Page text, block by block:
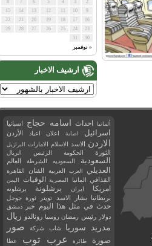
« نوفمبر
ارشيف الاخبار
ألمانيا احداث اسامه حجاج اسبانيا
اسرائيل اصابة اعلان اعياد الأردن
الاردن الاسد الاسلام الامارات البرازيل
الثورة الحكومة الرئيس الريال
السعودية السعوديه الشرطة العالم
العديلي العرب العربية الفنان القاهرة
القذافي المانيا المصرية الوفيات اليمن
امريكا ايران برشلونة برشلونه
بريطانيا بشار الاسد تويتر ثورة جوجل
حدث في مثل هذا اليوم خبر دمشق
دولار رئيس رمضان روسيا رونالدو ريال
مدريد
سوريا شاب شركة صور
صورة طائرة عرب توب
عطا